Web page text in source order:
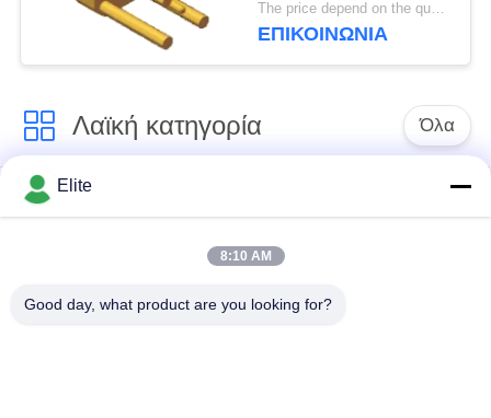
The price depend on the quantity MOQ:MOQ 100 κομμάτια
ΕΠΙΚΟΙΝΩΝΊΑ
Λαϊκή κατηγορία Όλα
Συνδετήρας SMA RF
συνδετήρας 1.0mm
Elite
8:10 AM
Good day, what product are you looking for?